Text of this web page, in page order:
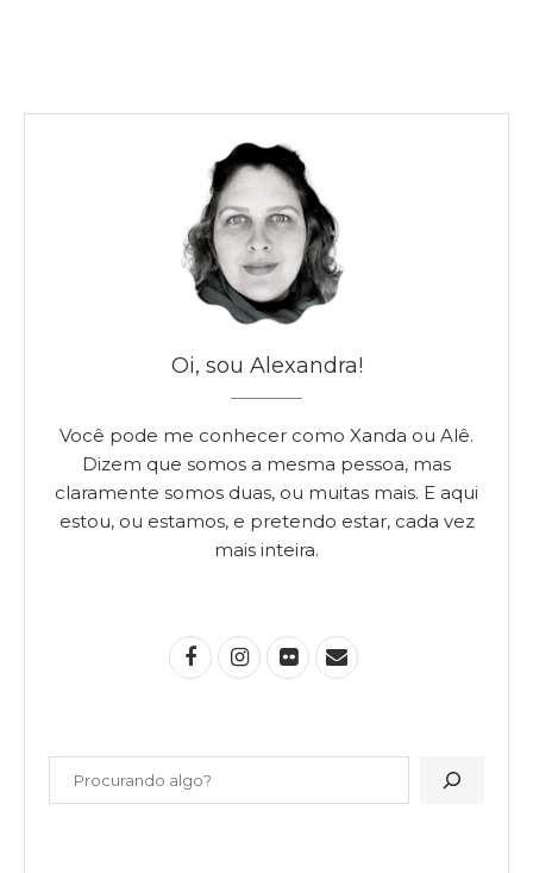
Oi, sou Alexandra!
Você pode me conhecer como Xanda ou Alê.
Dizem que somos a mesma pessoa, mas
claramente somos duas, ou muitas mais. E aqui
estou, ou estamos, e pretendo estar, cada vez
mais inteira.